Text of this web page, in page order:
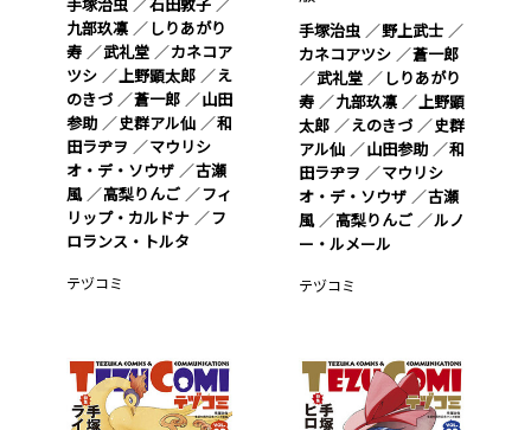
九部玖凛
しりあがり
寿
武礼堂
カネコア
ツシ
上野顕太郎
え
のきづ
蒼一郎
山田
参助
史群アル仙
和
田ラヂヲ
マウリシ
オ・デ・ソウザ
古瀬
風
高梨りんご
フィ
リップ・カルドナ
フ
ロランス・トルタ
テヅコミ
手塚治虫
野上武士
カネコアツシ
蒼一郎
武礼堂
しりあがり
寿
九部玖凛
上野顕
太郎
えのきづ
史群
アル仙
山田参助
和
田ラヂヲ
マウリシ
オ・デ・ソウザ
古瀬
風
高梨りんご
ルノ
ー・ルメール
テヅコミ